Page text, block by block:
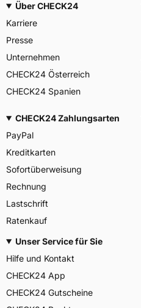
Über CHECK24
Karriere
Presse
Unternehmen
CHECK24 Österreich
CHECK24 Spanien
CHECK24 Zahlungsarten
PayPal
Kreditkarten
Sofortüberweisung
Rechnung
Lastschrift
Ratenkauf
Unser Service für Sie
Hilfe und Kontakt
CHECK24 App
CHECK24 Gutscheine